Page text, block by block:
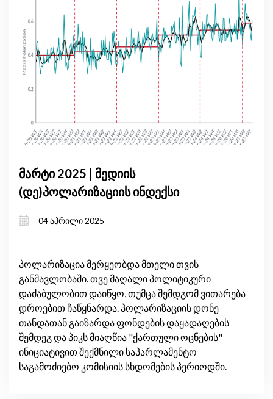
მარტი 2025 | მედიის
(დე)პოლარიზაციის ინდექსი
04 აპრილი 2025
პოლარიზაცია მერყეობდა მთელი თვის
განმავლობაში. თვე მაღალი პოლიტიკური
დაძაბულობით დაიწყო, თუმცა შემდგომ ვითარება
დროებით ჩაწყნარდა. პოლარიზაციის დონე
თანდათან გაიზარდა ფონდების დაყადაღების
შემდეგ და პიკს მიაღწია "ქართული ოცნების"
ინიციატივით შექმნილი საპარლამენტო
საგამოძიებო კომისიის სხდომების პერიოდში.